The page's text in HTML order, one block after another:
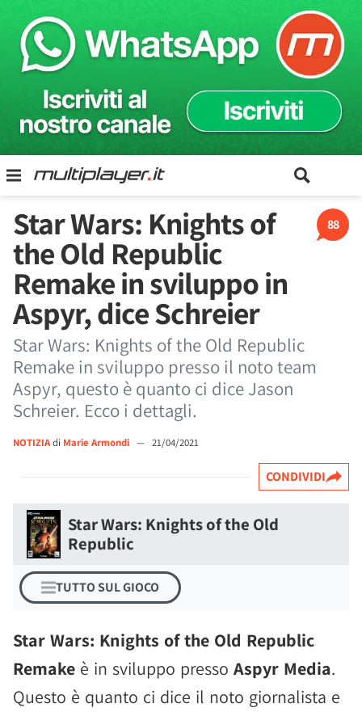
88
Star Wars: Knights of
the Old Republic
Remake in sviluppo in
Aspyr, dice Schreier
Star Wars: Knights of the Old Republic
Remake in sviluppo presso il noto team
Aspyr, questo è quanto ci dice Jason
Schreier. Ecco i dettagli.
NOTIZIAdi Marie Armondi — 21/04/2021
CONDIVIDI
Star Wars: Knights of the Old
Republic
TUTTO SUL GIOCO
Star Wars: Knights of the Old Republic
Remake è in sviluppo presso Aspyr Media.
Questo è quanto ci dice il noto giornalista e